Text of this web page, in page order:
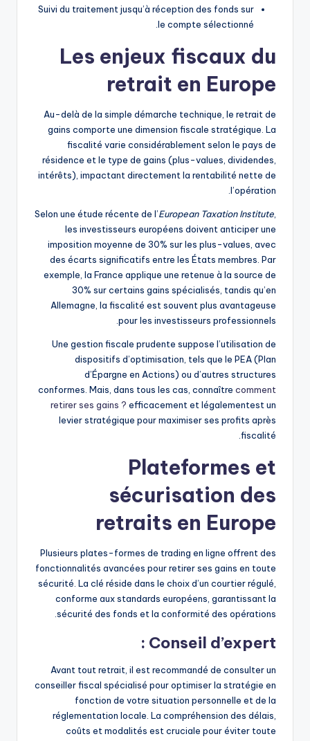
Suivi du traitement jusqu’à réception des fonds sur
le compte sélectionné.
Les enjeux fiscaux du
retrait en Europe
Au-delà de la simple démarche technique, le retrait de
gains comporte une dimension fiscale stratégique. La
fiscalité varie considérablement selon le pays de
résidence et le type de gains (plus-values, dividendes,
intérêts), impactant directement la rentabilité nette de
l’opération.
Selon une étude récente de l’European Taxation Institute,
les investisseurs européens doivent anticiper une
imposition moyenne de 30% sur les plus-values, avec
des écarts significatifs entre les États membres. Par
exemple, la France applique une retenue à la source de
30% sur certains gains spécialisés, tandis qu’en
Allemagne, la fiscalité est souvent plus avantageuse
pour les investisseurs professionnels.
Une gestion fiscale prudente suppose l’utilisation de
dispositifs d’optimisation, tels que le PEA (Plan
d’Épargne en Actions) ou d’autres structures
conformes. Mais, dans tous les cas, connaître comment
retirer ses gains ? efficacement et légalementest un
levier stratégique pour maximiser ses profits après
fiscalité.
Plateformes et
sécurisation des
retraits en Europe
Plusieurs plates-formes de trading en ligne offrent des
fonctionnalités avancées pour retirer ses gains en toute
sécurité. La clé réside dans le choix d’un courtier régulé,
conforme aux standards européens, garantissant la
sécurité des fonds et la conformité des opérations.
Conseil d’expert :
Avant tout retrait, il est recommandé de consulter un
conseiller fiscal spécialisé pour optimiser la stratégie en
fonction de votre situation personnelle et de la
réglementation locale. La compréhension des délais,
coûts et modalités est cruciale pour éviter toute